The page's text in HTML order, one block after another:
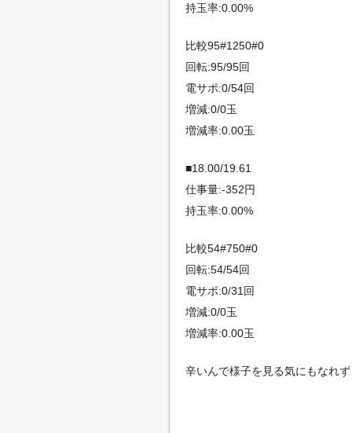
持玉率:0.00%
比較95#1250#0
回転:95/95回
電サポ:0/54回
増減:0/0玉
増減率:0.00玉
■18.00/19.61
仕事量:-352円
持玉率:0.00%
比較54#750#0
回転:54/54回
電サポ:0/31回
増減:0/0玉
増減率:0.00玉
辛いんで様子を見る気にもなれず